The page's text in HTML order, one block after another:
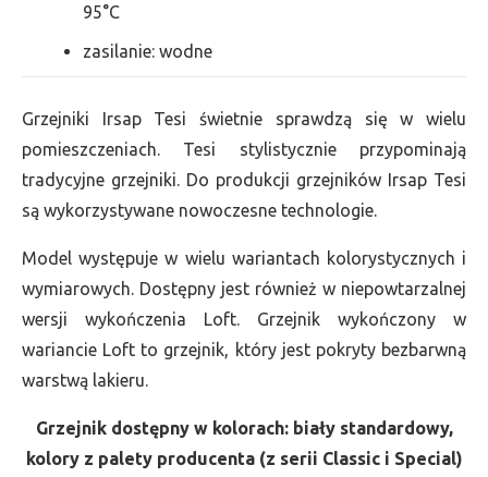
95°C
zasilanie: wodne
Grzejniki Irsap Tesi świetnie sprawdzą się w wielu
pomieszczeniach. Tesi stylistycznie przypominają
tradycyjne grzejniki. Do produkcji grzejników Irsap Tesi
są wykorzystywane nowoczesne technologie.
Model występuje w wielu wariantach kolorystycznych i
wymiarowych. Dostępny jest również w niepowtarzalnej
wersji wykończenia Loft. Grzejnik wykończony w
wariancie Loft to grzejnik, który jest pokryty bezbarwną
warstwą lakieru.
Grzejnik dostępny w kolorach: biały standardowy,
kolory z palety producenta (z serii Classic i Special)